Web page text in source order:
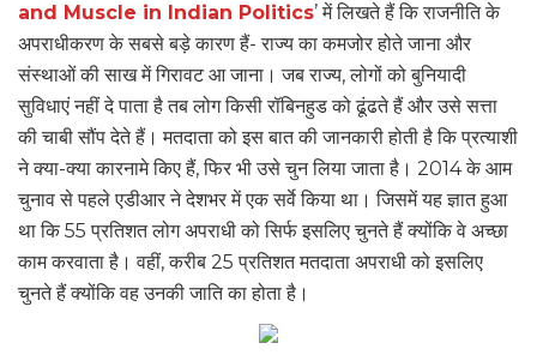
and Muscle in Indian Politics’ में लिखते हैं कि राजनीति के
अपराधीकरण के सबसे बड़े कारण हैं- राज्य का कमजोर होते जाना और
संस्थाओं की साख में गिरावट आ जाना। जब राज्य, लोगों को बुनियादी
सुविधाएं नहीं दे पाता है तब लोग किसी रॉबिनहुड को ढूंढते हैं और उसे सत्ता
की चाबी सौंप देते हैं। मतदाता को इस बात की जानकारी होती है कि प्रत्याशी
ने क्या-क्या कारनामे किए हैं, फिर भी उसे चुन लिया जाता है। 2014 के आम
चुनाव से पहले एडीआर ने देशभर में एक सर्वे किया था। जिसमें यह ज्ञात हुआ
था कि 55 प्रतिशत लोग अपराधी को सिर्फ इसलिए चुनते हैं क्योंकि वे अच्छा
काम करवाता है। वहीं, करीब 25 प्रतिशत मतदाता अपराधी को इसलिए
चुनते हैं क्योंकि वह उनकी जाति का होता है।